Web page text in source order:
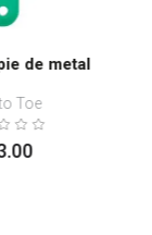
de metal
Toe
.00